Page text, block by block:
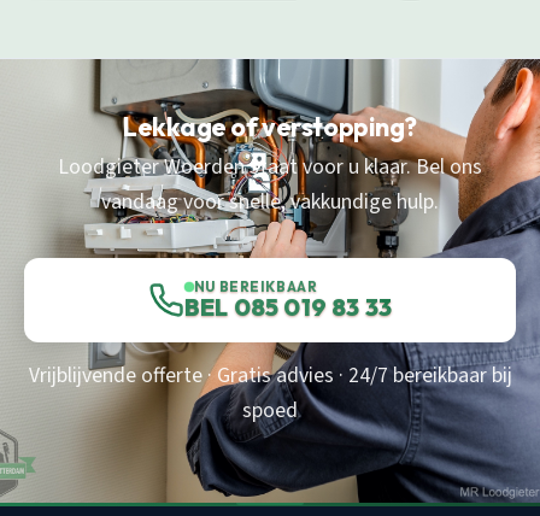
Lekkage of verstopping?
Loodgieter Woerden staat voor u klaar. Bel ons
vandaag voor snelle, vakkundige hulp.
NU BEREIKBAAR
BEL 085 019 83 33
Vrijblijvende offerte · Gratis advies · 24/7 bereikbaar bij
spoed